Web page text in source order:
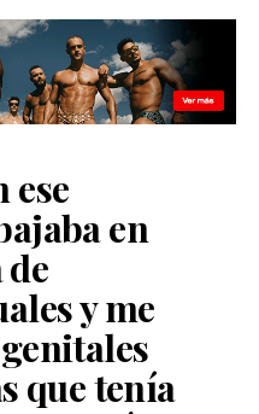
ese
en
y me
que tenía